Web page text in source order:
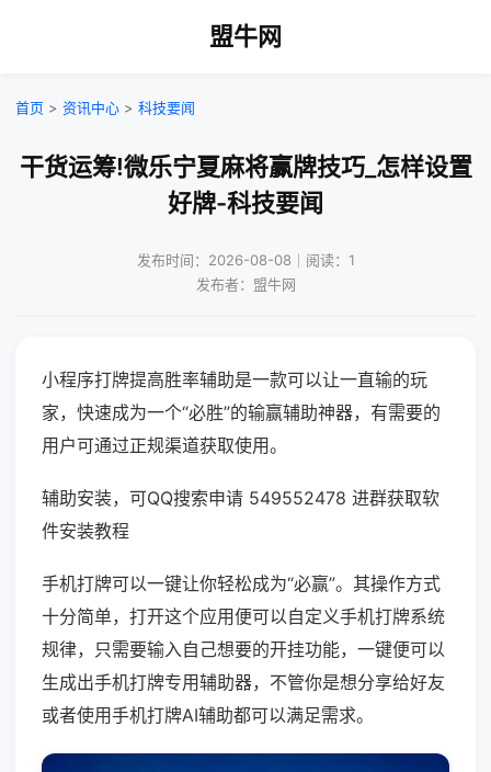
盟牛网
首页 > 资讯中心 > 科技要闻
干货运筹!微乐宁夏麻将赢牌技巧_怎样设置
好牌-科技要闻
发布时间：2026-08-08｜阅读：1
发布者：盟牛网
小程序打牌提高胜率辅助是一款可以让一直输的玩
家，快速成为一个“必胜”的输赢辅助神器，有需要的
用户可通过正规渠道获取使用。
辅助安装，可QQ搜索申请 549552478 进群获取软
件安装教程
手机打牌可以一键让你轻松成为“必赢”。其操作方式
十分简单，打开这个应用便可以自定义手机打牌系统
规律，只需要输入自己想要的开挂功能，一键便可以
生成出手机打牌专用辅助器，不管你是想分享给好友
或者使用手机打牌AI辅助都可以满足需求。